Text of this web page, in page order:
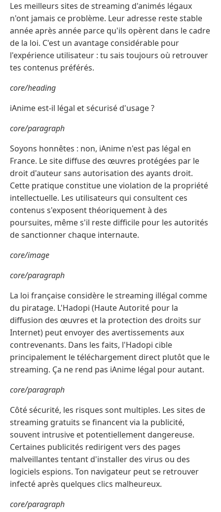
Les meilleurs sites de streaming d'animés légaux
n'ont jamais ce problème. Leur adresse reste stable
année après année parce qu'ils opèrent dans le cadre
de la loi. C'est un avantage considérable pour
l'expérience utilisateur : tu sais toujours où retrouver
tes contenus préférés.
core/heading
iAnime est-il légal et sécurisé d'usage ?
core/paragraph
Soyons honnêtes : non, iAnime n'est pas légal en
France. Le site diffuse des œuvres protégées par le
droit d'auteur sans autorisation des ayants droit.
Cette pratique constitue une violation de la propriété
intellectuelle. Les utilisateurs qui consultent ces
contenus s'exposent théoriquement à des
poursuites, même s'il reste difficile pour les autorités
de sanctionner chaque internaute.
core/image
core/paragraph
La loi française considère le streaming illégal comme
du piratage. L'Hadopi (Haute Autorité pour la
diffusion des œuvres et la protection des droits sur
Internet) peut envoyer des avertissements aux
contrevenants. Dans les faits, l'Hadopi cible
principalement le téléchargement direct plutôt que le
streaming. Ça ne rend pas iAnime légal pour autant.
core/paragraph
Côté sécurité, les risques sont multiples. Les sites de
streaming gratuits se financent via la publicité,
souvent intrusive et potentiellement dangereuse.
Certaines publicités redirigent vers des pages
malveillantes tentant d'installer des virus ou des
logiciels espions. Ton navigateur peut se retrouver
infecté après quelques clics malheureux.
core/paragraph